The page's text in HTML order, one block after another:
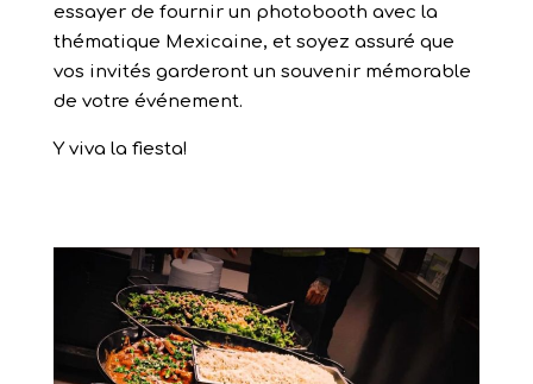
essayer de fournir un photobooth avec la
thématique Mexicaine, et soyez assuré que
vos invités garderont un souvenir mémorable
de votre événement.
Y viva la fiesta!